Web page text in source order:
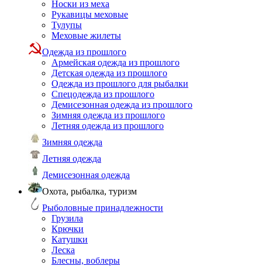
Носки из меха
Рукавицы меховые
Тулупы
Меховые жилеты
Одежда из прошлого
Армейская одежда из прошлого
Детская одежда из прошлого
Одежда из прошлого для рыбалки
Спецодежда из прошлого
Демисезонная одежда из прошлого
Зимняя одежда из прошлого
Летняя одежда из прошлого
Зимняя одежда
Летняя одежда
Демисезонная одежда
Охота, рыбалка, туризм
Рыболовные принадлежности
Грузила
Крючки
Катушки
Леска
Блесны, воблеры